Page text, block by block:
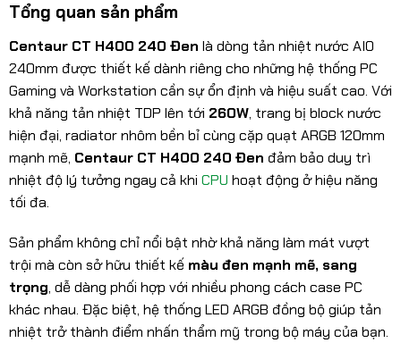
Tổng quan sản phẩm
Centaur CT H400 240 Đen là dòng tản nhiệt nước AIO
240mm được thiết kế dành riêng cho những hệ thống PC
Gaming và Workstation cần sự ổn định và hiệu suất cao. Với
khả năng tản nhiệt TDP lên tới 260W, trang bị block nước
hiện đại, radiator nhôm bền bỉ cùng cặp quạt ARGB 120mm
mạnh mẽ, Centaur CT H400 240 Đen đảm bảo duy trì
nhiệt độ lý tưởng ngay cả khi CPU hoạt động ở hiệu năng
tối đa.
Sản phẩm không chỉ nổi bật nhờ khả năng làm mát vượt
trội mà còn sở hữu thiết kế màu đen mạnh mẽ, sang
trọng, dễ dàng phối hợp với nhiều phong cách case PC
khác nhau. Đặc biệt, hệ thống LED ARGB đồng bộ giúp tản
nhiệt trở thành điểm nhấn thẩm mỹ trong bộ máy của bạn.